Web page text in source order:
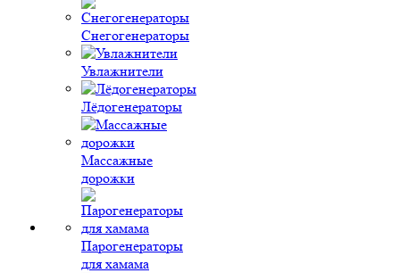
Снегогенераторы
Увлажнители
Лёдогенераторы
Массажные
дорожки
Парогенераторы
для хамама